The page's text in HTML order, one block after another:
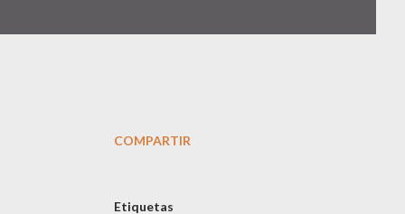
COMPARTIR
Etiquetas